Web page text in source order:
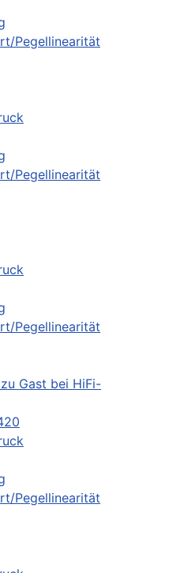
Pegellinearität
Pegellinearität
Pegellinearität
Gast bei HiFi-
Pegellinearität